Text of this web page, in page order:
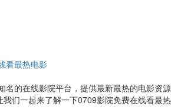
看最热电影
名的在线影院平台，提供最新最热的电影资
们一起来了解一下0709影院免费在线看最热